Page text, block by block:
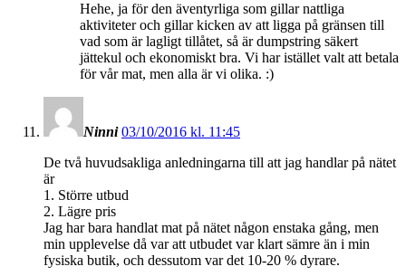
Hehe, ja för den äventyrliga som gillar nattliga
aktiviteter och gillar kicken av att ligga på gränsen till
vad som är lagligt tillåtet, så är dumpstring säkert
jättekul och ekonomiskt bra. Vi har istället valt att betala
för vår mat, men alla är vi olika. :)
Ninni 03/10/2016 kl. 11:45
De två huvudsakliga anledningarna till att jag handlar på nätet
är
1. Större utbud
2. Lägre pris
Jag har bara handlat mat på nätet någon enstaka gång, men
min upplevelse då var att utbudet var klart sämre än i min
fysiska butik, och dessutom var det 10-20 % dyrare.